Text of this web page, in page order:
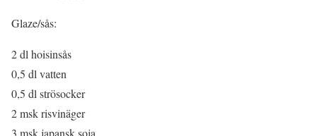
Glaze/sås:
2 dl hoisinsås
0,5 dl vatten
0,5 dl strösocker
2 msk risvinäger
3 msk japansk soja